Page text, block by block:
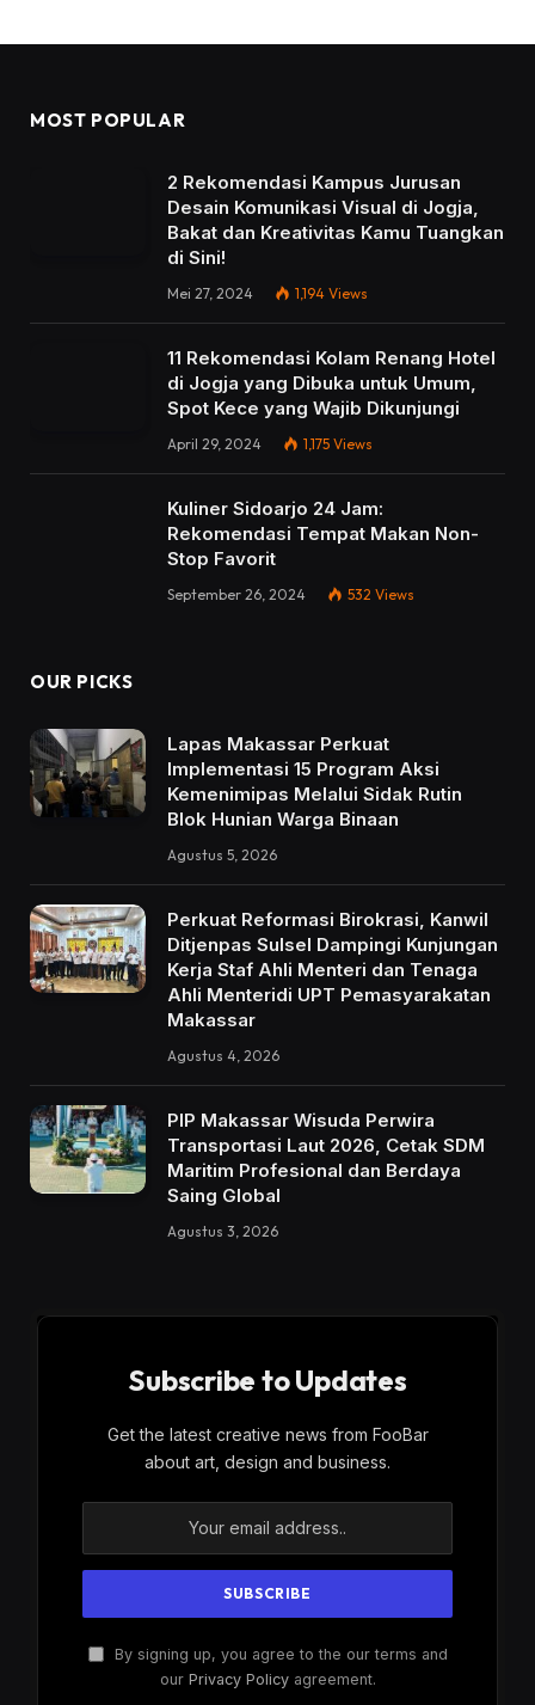
MOST POPULAR
2 Rekomendasi Kampus Jurusan
Desain Komunikasi Visual di Jogja,
Bakat dan Kreativitas Kamu Tuangkan
di Sini!
Mei 27, 2024 1,194 Views
11 Rekomendasi Kolam Renang Hotel
di Jogja yang Dibuka untuk Umum,
Spot Kece yang Wajib Dikunjungi
April 29, 2024 1,175 Views
Kuliner Sidoarjo 24 Jam:
Rekomendasi Tempat Makan Non-
Stop Favorit
September 26, 2024 532 Views
OUR PICKS
Lapas Makassar Perkuat
Implementasi 15 Program Aksi
Kemenimipas Melalui Sidak Rutin
Blok Hunian Warga Binaan
Agustus 5, 2026
Perkuat Reformasi Birokrasi, Kanwil
Ditjenpas Sulsel Dampingi Kunjungan
Kerja Staf Ahli Menteri dan Tenaga
Ahli Menteridi UPT Pemasyarakatan
Makassar
Agustus 4, 2026
PIP Makassar Wisuda Perwira
Transportasi Laut 2026, Cetak SDM
Maritim Profesional dan Berdaya
Saing Global
Agustus 3, 2026
Subscribe to Updates
Get the latest creative news from FooBar
about art, design and business.
By signing up, you agree to the our terms and
our Privacy Policyagreement.